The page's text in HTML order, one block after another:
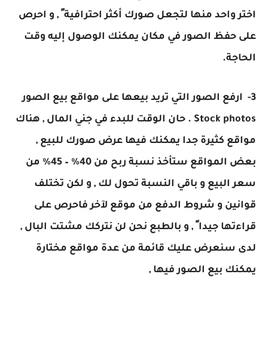
اختر واحد منها لتجعل صورك أكثر احترافية ً , و احرص
على حفظ الصور في مكان يمكنك الوصول إليه وقت
الحاجة.
3- ارفع الصور التي تريد بيعها على مواقع بيع الصور
Stock photos . حان الوقت للبدء في جني المال , هناك
مواقع كثيرة جدا يمكنك فيها عرض صورك للبيع ,
بعض المواقع ستأخذ نسبة ربح من 40% – 45% من
سعر البيع و باقي النسبة تحول لك , و لكن تختلف
قوانين و شروط الدفع من موقع لآخر فاحرص على
قراءتها جيدا ً , و بالطبع نحن لن نتركك مشتت البال ,
لدى سنعرض عليك قائمة من عدة مواقع مختارة
يمكنك بيع الصور فيها ,